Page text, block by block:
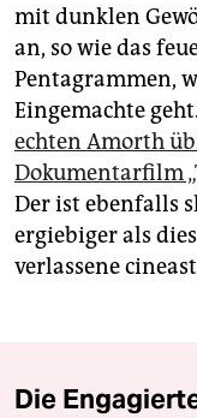
mit dunklen
an, so wie das
Pentagrammen,
Eingemachte geht.
echten Amorth
Dokumentarfilm
Der ist ebenfalls
ergiebiger als
verlassene
Die